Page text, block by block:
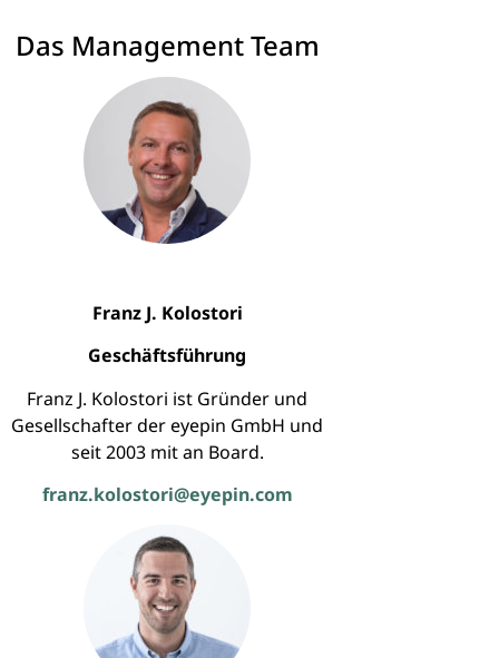
Das Management Team
Franz J. Kolostori
Geschäftsführung
Franz J. Kolostori ist Gründer und
Gesellschafter der eyepin GmbH und
seit 2003 mit an Board.
franz.kolostori@eyepin.com